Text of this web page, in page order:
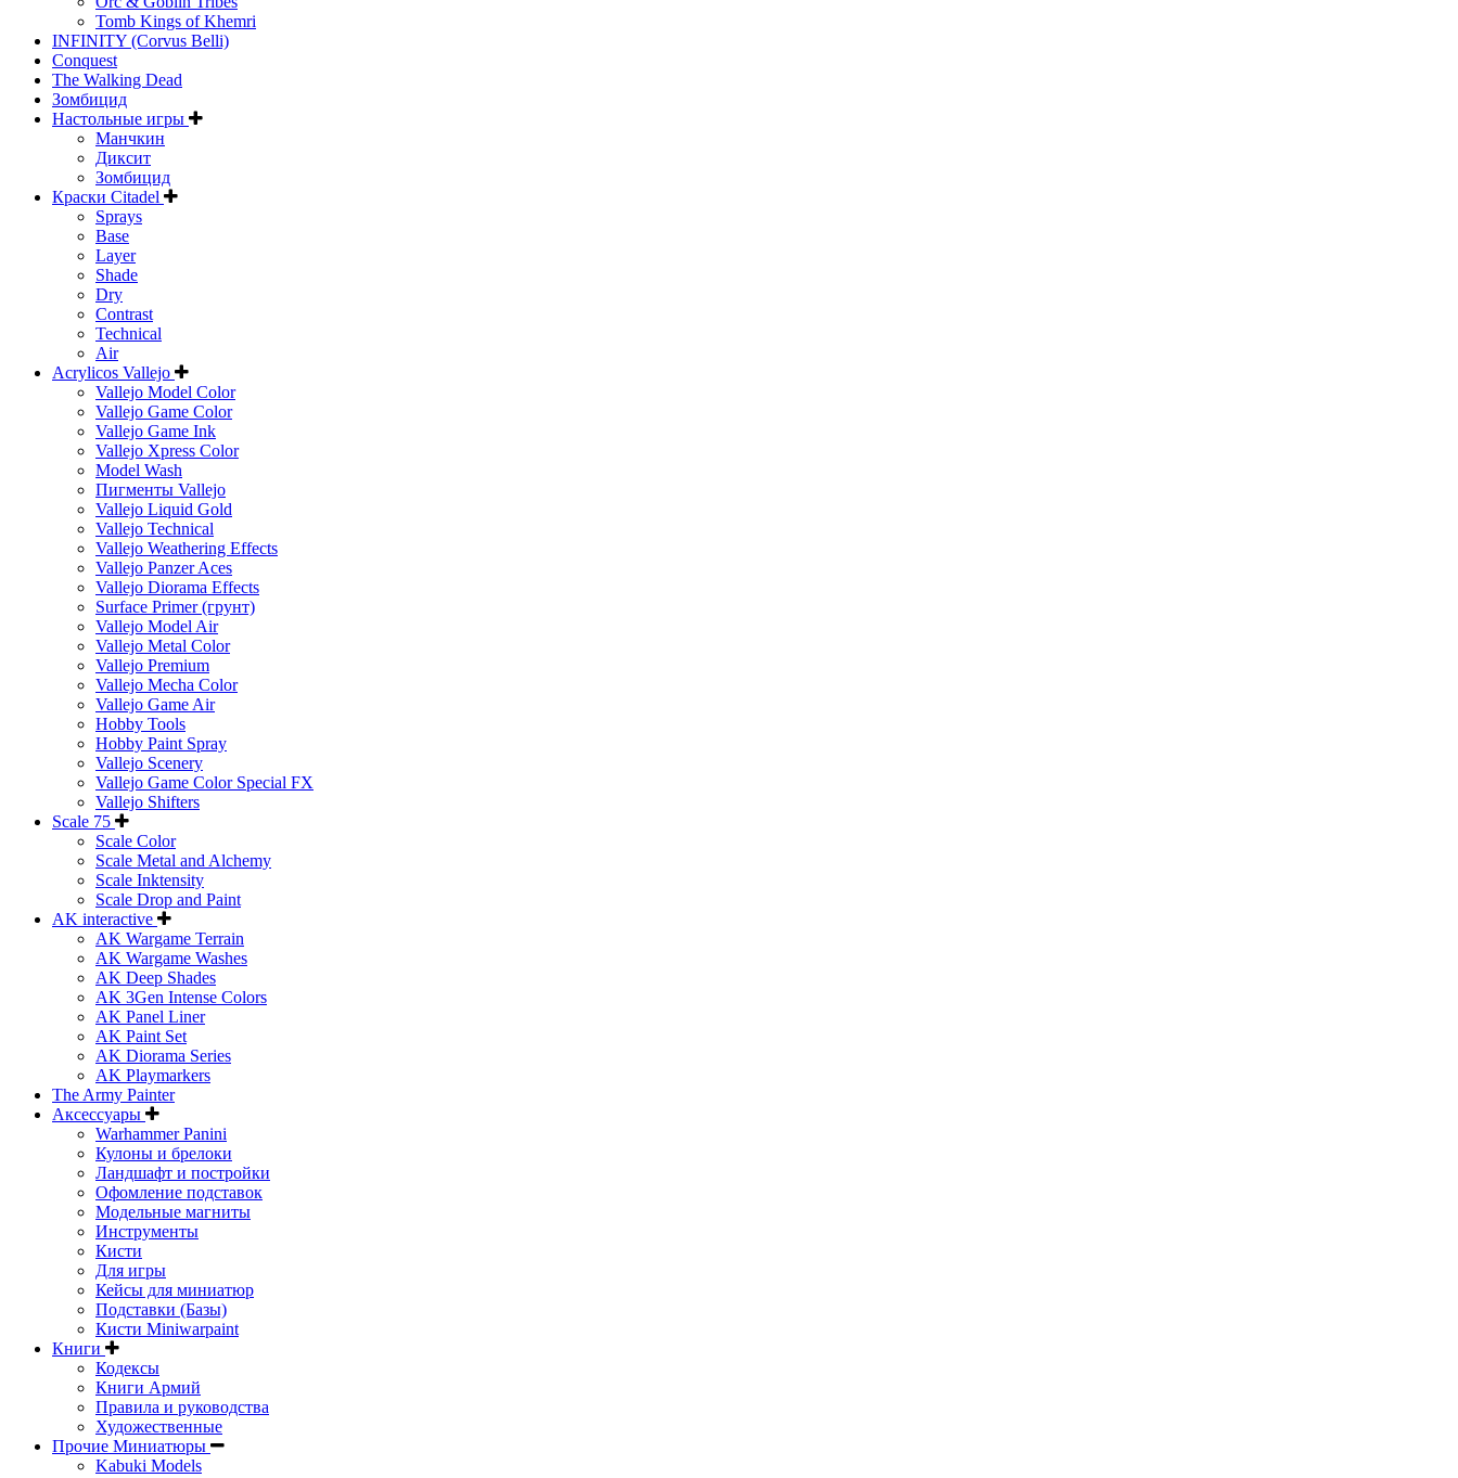
Tomb Kings of Khemri
INFINITY (Corvus Belli)
Conquest
The Walking Dead
Зомбицид
Настольные игры
Манчкин
Диксит
Зомбицид
Краски Citadel
Sprays
Base
Layer
Shade
Dry
Contrast
Technical
Air
Acrylicos Vallejo
Vallejo Model Color
Vallejo Game Color
Vallejo Game Ink
Vallejo Xpress Color
Model Wash
Пигменты Vallejo
Vallejo Liquid Gold
Vallejo Technical
Vallejo Weathering Effects
Vallejo Panzer Aces
Vallejo Diorama Effects
Surface Primer (грунт)
Vallejo Model Air
Vallejo Metal Color
Vallejo Premium
Vallejo Mecha Color
Vallejo Game Air
Hobby Tools
Hobby Paint Spray
Vallejo Scenery
Vallejo Game Color Special FX
Vallejo Shifters
Scale 75
Scale Color
Scale Metal and Alchemy
Scale Inktensity
Scale Drop and Paint
AK interactive
AK Wargame Terrain
AK Wargame Washes
AK Deep Shades
AK 3Gen Intense Colors
AK Panel Liner
AK Paint Set
AK Diorama Series
AK Playmarkers
The Army Painter
Аксессуары
Warhammer Panini
Кулоны и брелоки
Ландшафт и постройки
Офомление подставок
Модельные магниты
Инструменты
Кисти
Для игры
Кейсы для миниатюр
Подставки (Базы)
Кисти Miniwarpaint
Книги
Кодексы
Книги Армий
Правила и руководства
Художественные
Прочие Миниатюры
Kabuki Models